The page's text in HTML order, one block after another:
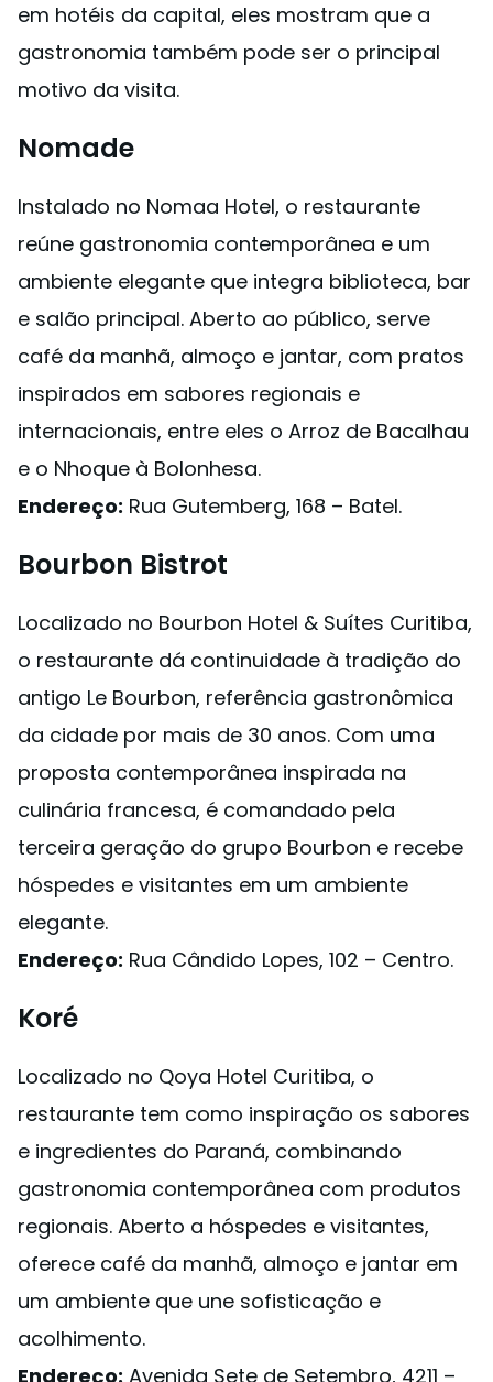
em hotéis da capital, eles mostram que a
gastronomia também pode ser o principal
motivo da visita.
Nomade
Instalado no Nomaa Hotel, o restaurante
reúne gastronomia contemporânea e um
ambiente elegante que integra biblioteca, bar
e salão principal. Aberto ao público, serve
café da manhã, almoço e jantar, com pratos
inspirados em sabores regionais e
internacionais, entre eles o Arroz de Bacalhau
e o Nhoque à Bolonhesa.
Endereço: Rua Gutemberg, 168 – Batel.
Bourbon Bistrot
Localizado no Bourbon Hotel & Suítes Curitiba,
o restaurante dá continuidade à tradição do
antigo Le Bourbon, referência gastronômica
da cidade por mais de 30 anos. Com uma
proposta contemporânea inspirada na
culinária francesa, é comandado pela
terceira geração do grupo Bourbon e recebe
hóspedes e visitantes em um ambiente
elegante.
Endereço: Rua Cândido Lopes, 102 – Centro.
Koré
Localizado no Qoya Hotel Curitiba, o
restaurante tem como inspiração os sabores
e ingredientes do Paraná, combinando
gastronomia contemporânea com produtos
regionais. Aberto a hóspedes e visitantes,
oferece café da manhã, almoço e jantar em
um ambiente que une sofisticação e
acolhimento.
Endereço: Avenida Sete de Setembro, 4211 –